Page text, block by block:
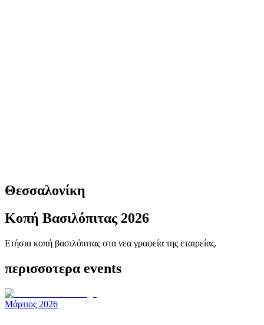
Θεσσαλονίκη
Κοπή Βασιλόπιτας 2026
Ετήσια κοπή βασιλόπιτας στα νεα γραφεία της εταιρείας.
περισσοτερα events
Μάρτιος 2026